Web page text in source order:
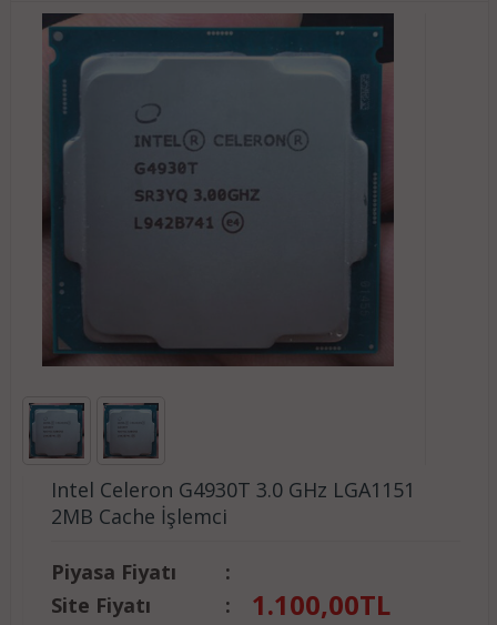
Intel Celeron G4930T 3.0 GHz LGA1151
2MB Cache İşlemci
Piyasa Fiyatı
:
Site Fiyatı
: 1.100,00TL